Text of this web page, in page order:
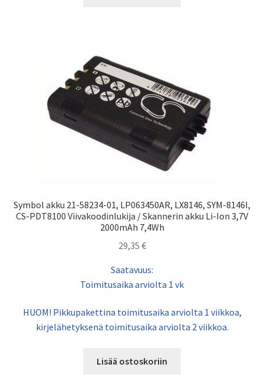
Symbol akku 21-58234-01, LP063450AR, LX8146, SYM-8146I,
CS-PDT8100 Viivakoodinlukija / Skannerin akku Li-Ion 3,7V
2000mAh 7,4Wh
29,35 €
Saatavuus:
Toimitusaika arviolta 1 vk
HUOM! Pikkupakettina toimitusaika arviolta 1 viikkoa,
kirjelähetyksenä toimitusaika arviolta 2 viikkoa.
Lisää ostoskoriin